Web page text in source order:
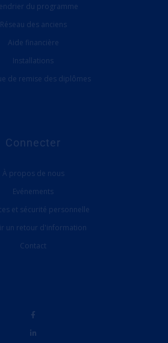
du programme
Réseau des anciens
Aide financière
Installations
de remise des diplômes
Connecter
À propos de nous
Evénements
et sécurité personnelle
un retour d'information
Contact